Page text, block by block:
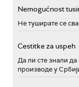
Nemogućnost
Не туширате се
Cestitke za uspeh
Да ли сте знали
производе у